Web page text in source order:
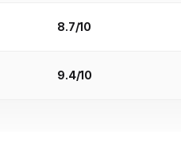
8.7/10
9.4/10